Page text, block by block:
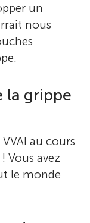
un
nous
la grippe
au cours
Vous avez
le monde